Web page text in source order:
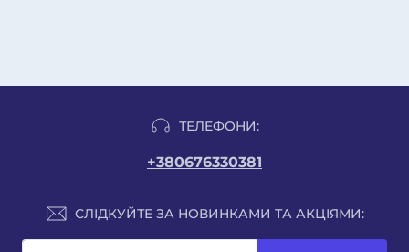
ТЕЛЕФОНИ:
+380676330381
СЛІДКУЙТЕ ЗА НОВИНКАМИ ТА АКЦІЯМИ: